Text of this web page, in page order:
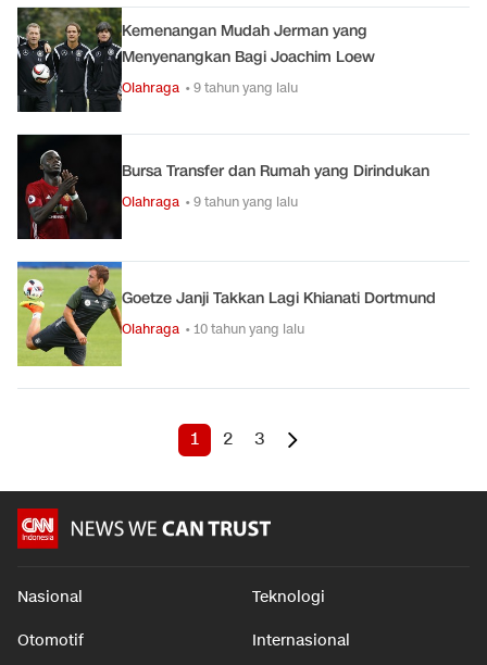
Kemenangan Mudah Jerman yang
Menyenangkan Bagi Joachim Loew
Olahraga • 9 tahun yang lalu
Bursa Transfer dan Rumah yang Dirindukan
Olahraga • 9 tahun yang lalu
Goetze Janji Takkan Lagi Khianati Dortmund
Olahraga • 10 tahun yang lalu
1 2 3
Nasional Teknologi
Otomotif Internasional